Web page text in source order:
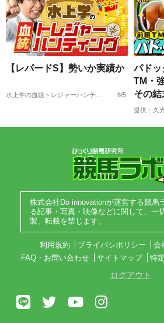
【レパードS】勢いか実績か
8/5
パド
TM・
その結
提供：久
株式会社Do innovationが運営する競馬
る記事・写真・映像などに関して、一
製、転載を禁じます。
利用規約 プライバシポリシー 会
FAQ・お問い合わせ
サイトマップ 特
ログアウト